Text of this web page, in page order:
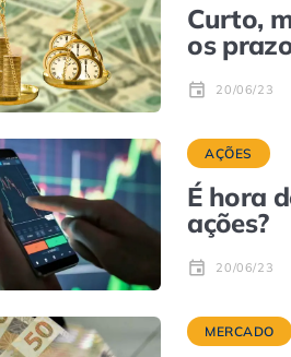
Curto,
os
20/06/23
AÇÕES
É hora
ações?
20/06/23
MERCADO